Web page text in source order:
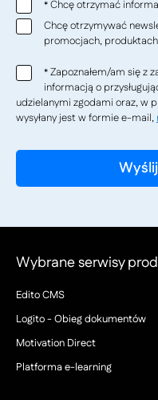
*Chcę otrzymać
Chcę otrzymywać
promocjach, produktach
*Zapoznałem/am się z
informacją o
udzielanymi zgodami oraz, w
wysyłany jest w formie e-mail,
Wybrane serwisy
Edito CMS
Logito - Obieg dokumentów
Motivation Direct
Platforma e-learning